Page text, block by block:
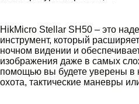
HikMicro Stellar SH50 – это
инструмент, который
ночном видении и
изображения даже в самых
помощью вы будете уверены в
охота, тактические маневры